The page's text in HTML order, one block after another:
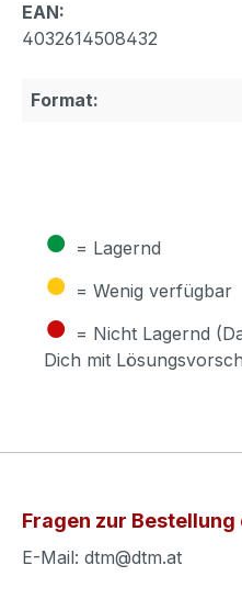
EAN:
4032614508432
Format:
● = Lagernd
● = Wenig verfügbar
● = Nicht Lagernd
Dich mit
Fragen zur
E-Mail: dtm@dtm.at